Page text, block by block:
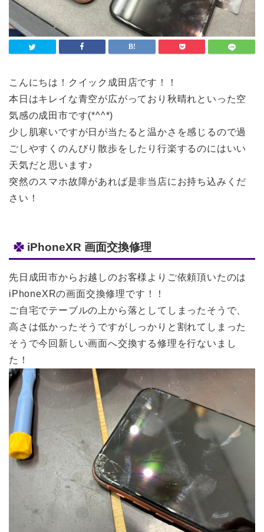
こんにちは！クイック成田店です！！
本日はキレイな青空が広がっており秋晴れといった空
気感の成田市です(*^^*)
少し肌寒いですが日が当たると温かさを感じるので過
ごしやすくのんびり散歩をしたり行楽するのにはいい
天気だと思います♪
突然のスマホ故障があれば是非当店にお持ち込みくだ
さい！
iPhoneXR 画面交換修理
先日成田市からお越しのお客様よりご依頼頂いたのは
iPhoneXRの画面交換修理です！！
ご自宅でテーブルの上から落としてしまったそうで、
高さは低かったそうですがしっかりと割れてしまった
そうで今回新しい画面へ交換する修理を行ないまし
た！